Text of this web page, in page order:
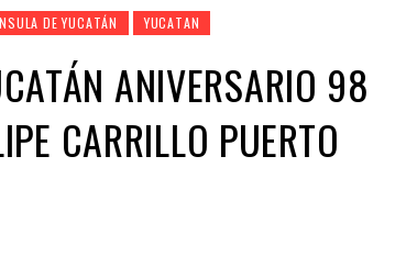
DE YUCATÁN YUCATAN
ANIVERSARIO 98
CARRILLO PUERTO